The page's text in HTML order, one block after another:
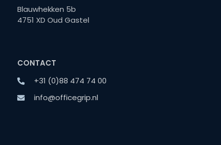
Blauwhekken 5b
4751 XD Oud Gastel
CONTACT
+31 (0)88 474 74 00
info@officegrip.nl